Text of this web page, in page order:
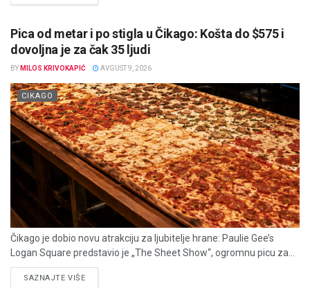
Pica od metar i po stigla u Čikago: Košta do $575 i
dovoljna je za čak 35 ljudi
BY MILOS KRIVOKAPIĆ AVGUST 9, 2026
CIKAGO
Čikago je dobio novu atrakciju za ljubitelje hrane: Paulie Gee’s
Logan Square predstavio je „The Sheet Show“, ogromnu picu za...
SAZNAJTE VIŠEDETAILS